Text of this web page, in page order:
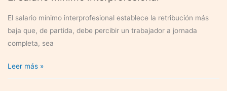
El salario mínimo interprofesional establece la retribución más
baja que, de partida, debe percibir un trabajador a jornada
completa, sea
El
Leer más »